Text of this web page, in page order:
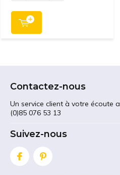
Contactez-nous
Un service client à votre écoute
(0)85 076 53 13
Suivez-nous